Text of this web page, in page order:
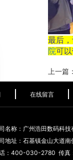
最后
院可
上一篇：
在线留言
名称：广州浩田数码科技
地址：石基镇金山大道
：400-030-2780 传真